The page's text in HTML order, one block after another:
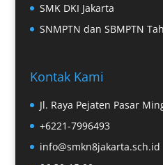
SMK DKI Jakarta
SNMPTN dan SBMPTN
Kontak Kami
Jl. Raya Pejaten Pasar
+6221-7996493
info@smkn8jakarta.sch.id